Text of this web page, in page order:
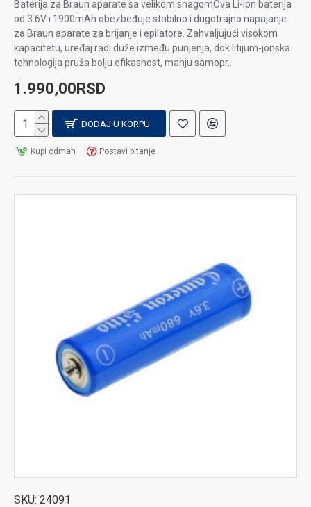
Baterija za Braun aparate sa velikom snagomOva Li-ion baterija
od 3.6V i 1900mAh obezbeđuje stabilno i dugotrajno napajanje
za Braun aparate za brijanje i epilatore. Zahvaljujući visokom
kapacitetu, uređaj radi duže između punjenja, dok litijum-jonska
tehnologija pruža bolju efikasnost, manju samopr..
1.990,00RSD
DODAJ U KORPU
Kupi odmah Postavi pitanje
SKU: 24091